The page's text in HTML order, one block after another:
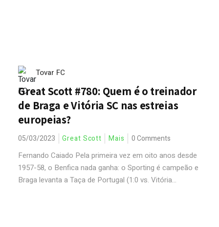
Tovar FC
Great Scott #780: Quem é o treinador
de Braga e Vitória SC nas estreias
europeias?
05/03/2023 Great Scott Mais 0 Comments
Fernando Caiado Pela primeira vez em oito anos desde
1957-58, o Benfica nada ganha: o Sporting é campeão e
Braga levanta a Taça de Portugal (1:0 vs. Vitória...